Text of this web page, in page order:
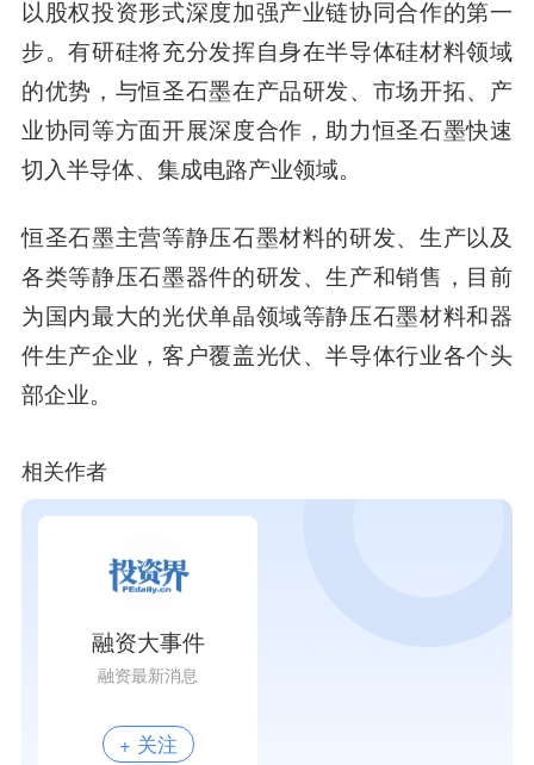
以股权投资形式深度加强产业链协同合作的第一
步。有研硅将充分发挥自身在半导体硅材料领域
的优势，与恒圣石墨在产品研发、市场开拓、产
业协同等方面开展深度合作，助力恒圣石墨快速
切入半导体、集成电路产业领域。
恒圣石墨主营等静压石墨材料的研发、生产以及
各类等静压石墨器件的研发、生产和销售， 目前
为国内最大的光伏单晶领域等静压石墨材料和器
件生产企业，客户覆盖光伏、半导体行业各个头
部企业。
相关作者
融资大事件
融资最新消息
+ 关注